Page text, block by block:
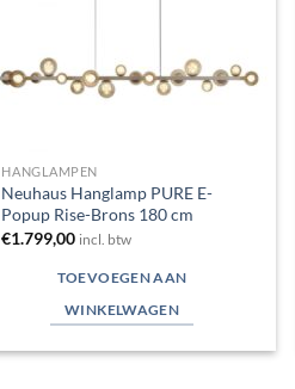
HANGLAMPEN
Neuhaus Hanglamp PURE E-
Popup Rise-Brons 180 cm
€1.799,00 incl. btw
TOEVOEGEN AAN
WINKELWAGEN